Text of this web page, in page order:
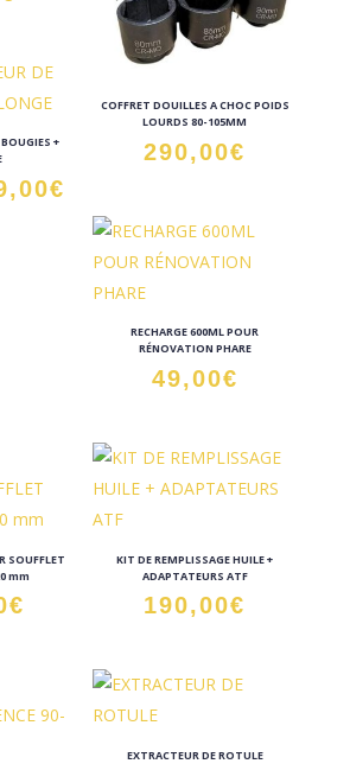
COFFRET DOUILLES A CHOC POIDS
LOURDS 80-105MM
290,00€
+
€
prix
RECHARGE 600ML POUR
RÉNOVATION PHARE
49,00€
SOUFFLET
mm
€
KIT DE REMPLISSAGE HUILE +
ADAPTATEURS ATF
190,00€
EXTRACTEUR DE ROTULE